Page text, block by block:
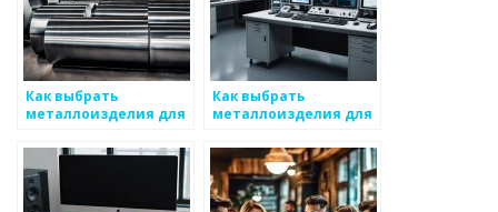
Как выбрать
металлоизделия для
оборудования
Как выбрать
металлоизделия для
объектов